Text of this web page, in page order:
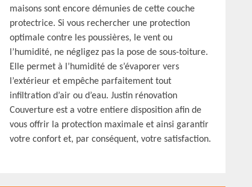
maisons sont encore démunies de cette couche
protectrice. Si vous rechercher une protection
optimale contre les poussières, le vent ou
l’humidité, ne négligez pas la pose de sous-toiture.
Elle permet à l’humidité de s’évaporer vers
l’extérieur et empêche parfaitement tout
infiltration d’air ou d’eau. Justin rénovation
Couverture est a votre entiere disposition afin de
vous offrir la protection maximale et ainsi garantir
votre confort et, par conséquent, votre satisfaction.